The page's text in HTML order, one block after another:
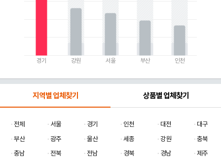
경기 강원 서울 부산 인천
지역별 업체찾기 상품별 업체찾기
전체 서울 경기 인천 대전
대구
부산
광주 울산 세종 강원
충북
충남
전북 전남 경북 경남 제주